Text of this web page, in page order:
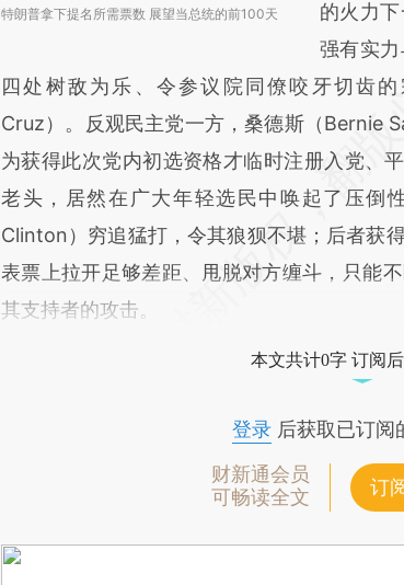
特朗普拿下提名所需票数 展望当总统的前100天
的火力
强有实
四处树敌为乐、令参议院同僚咬牙切齿
Cruz）。反观民主党一方，桑德斯（Bernie
为获得此次党内初选资格才临时注册入党、
老头，居然在广大年轻选民中唤起了压倒
Clinton）穷追猛打，令其狼狈不堪；后者获
表票上拉开足够差距、甩脱对方缠斗，只能
其支持者的攻击。
本文共计0字 订阅
登录后获取已订阅
财新通会员
可畅读全文
订